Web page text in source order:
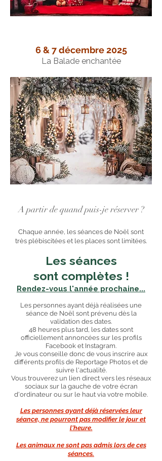
6 & 7 décembre 2025
La Balade enchantée
A partir de quand puis-je réserver ?
Chaque année, les séances de Noël sont
très plébiscitées et les places sont limitées.
Les séances
sont complètes !
Rendez-vous l'année prochaine...
Les personnes ayant déjà réalisées une
séance de Noël sont prévenu dès la
validation des dates.
48 heures plus tard, les dates sont
officiellement annoncées sur les profils
Facebook et Instagram.
Je vous conseille donc de vous inscrire aux
différents profils de Reportage Photos et de
suivre l'actualité.
Vous trouverez un lien direct vers les réseaux
sociaux sur la gauche de votre écran
d'ordinateur ou sur le haut via votre mobile.
Les personnes ayant déjà réservées leur
séance, ne pourront pas modifier le jour et
l'heure.
Les animaux ne sont pas admis lors de ces
séances.